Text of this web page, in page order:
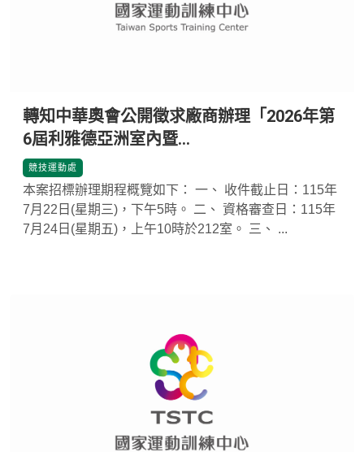
轉知中華奧會公開徵求廠商辦理「2026年第
6屆利雅德亞洲室內暨...
競技運動處 *
本案招標辦理期程概覽如下： 一、 收件截止日：115年
7月22日(星期三)，下午5時。 二、 資格審查日：115年
7月24日(星期五)，上午10時於212室。 三、 ...